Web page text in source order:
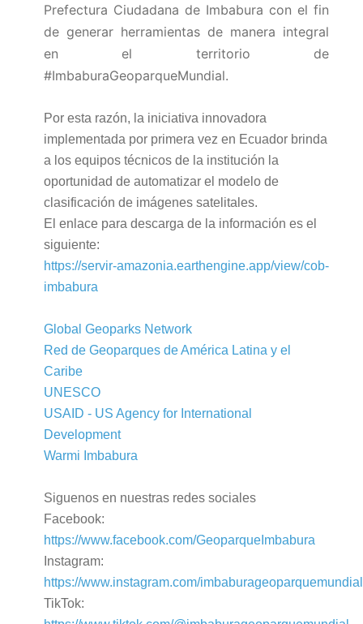
Prefectura Ciudadana de Imbabura con el fin
de generar herramientas de manera integral
en el territorio de
#ImbaburaGeoparqueMundial.
Por esta razón, la iniciativa innovadora
implementada por primera vez en Ecuador brinda
a los equipos técnicos de la institución la
oportunidad de automatizar el modelo de
clasificación de imágenes satelitales.
El enlace para descarga de la información es el
siguiente:
https://servir-amazonia.earthengine.app/view/cob-
imbabura
Global Geoparks Network
Red de Geoparques de América Latina y el
Caribe
UNESCO
USAID - US Agency for International
Development
Warmi Imbabura
Siguenos en nuestras redes sociales
Facebook:
https://www.facebook.com/GeoparqueImbabura
Instagram:
https://www.instagram.com/
TikTok: